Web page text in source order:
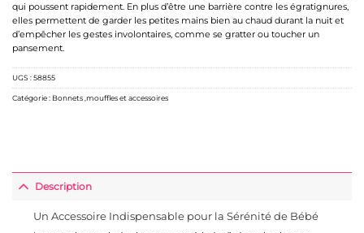
qui poussent rapidement. En plus d’être une barrière contre les égratignures,
elles permettent de garder les petites mains bien au chaud durant la nuit et
d’empêcher les gestes involontaires, comme se gratter ou toucher un
pansement.
UGS :58855
Catégorie : Bonnets ,mouffles et accessoires
Description
Un Accessoire Indispensable pour la Sérénité de Bébé